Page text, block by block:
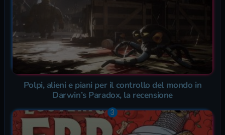
Polpi, alieni e piani per il controllo del mondo in
Darwin’s Paradox, la recensione